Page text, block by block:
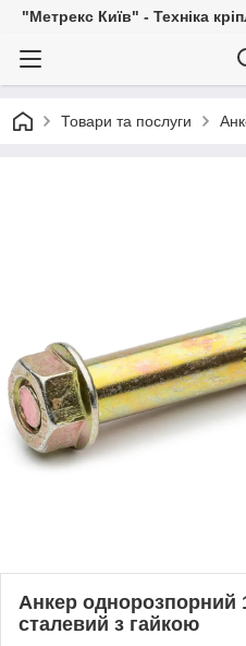
"Метрекс Київ" - Техніка
Товари та послуги
Анкер однорозпорний
сталевий з гайкою